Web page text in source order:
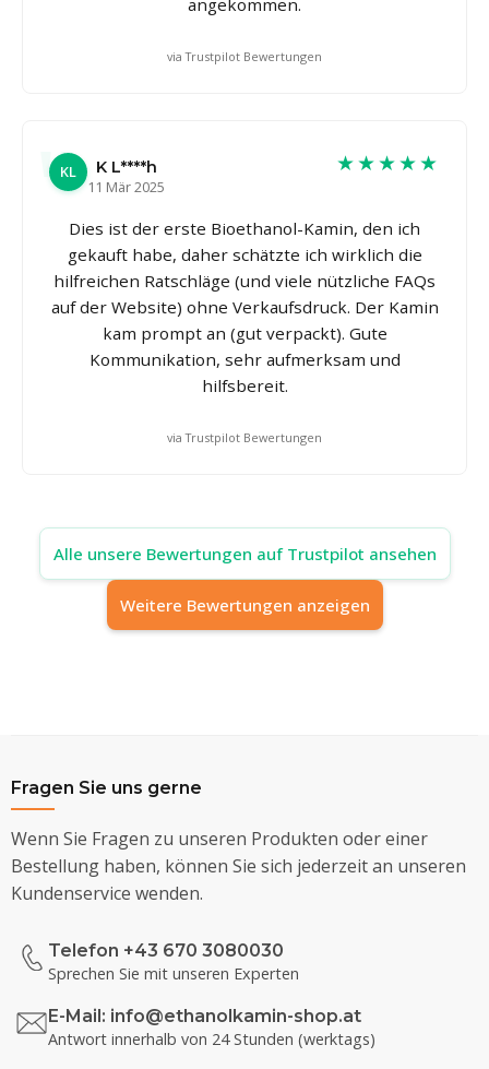
via Trustpilot Bewertungen
KL
K L****h
11 Mär 2025
★★★★★
Dies ist der erste Bioethanol-Kamin, den ich
gekauft habe, daher schätzte ich wirklich die
hilfreichen Ratschläge (und viele nützliche FAQs
auf der Website) ohne Verkaufsdruck. Der Kamin
kam prompt an (gut verpackt). Gute
Kommunikation, sehr aufmerksam und
hilfsbereit.
via Trustpilot Bewertungen
Alle unsere Bewertungen auf Trustpilot ansehen
Weitere Bewertungen anzeigen
Fragen Sie uns gerne
Wenn Sie Fragen zu unseren Produkten oder einer
Bestellung haben, können Sie sich jederzeit an unseren
Kundenservice wenden.
Telefon +43 670 3080030
Sprechen Sie mit unseren Experten
E-Mail: info@ethanolkamin-shop.at
Antwort innerhalb von 24 Stunden (werktags)